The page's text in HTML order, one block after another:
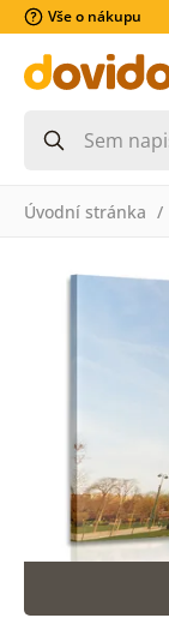
Vše o nákupu
Úvodní stránka